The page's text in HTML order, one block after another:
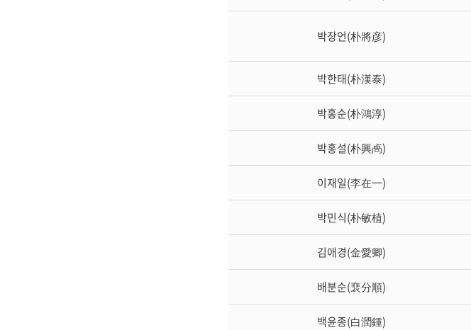
박장언(朴將彦)
박한태(朴漢泰)
박홍순(朴鴻淳)
박홍설(朴興卨)
이재일(李在一)
박민식(朴敏植)
김애경(金愛卿)
배분순(裵分順)
백윤종(白潤鍾)